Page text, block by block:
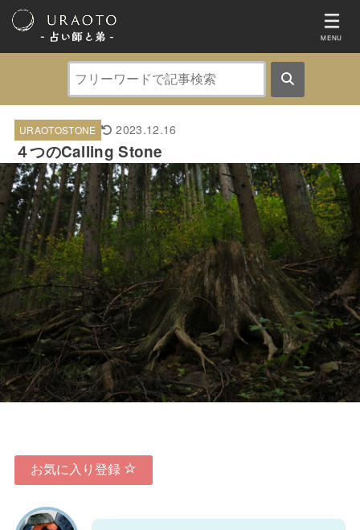
- 占い師と弟 ‐ MENU
URAOTOSTONE 2023.12.16
４つのCalling Stone
お気に入り登録